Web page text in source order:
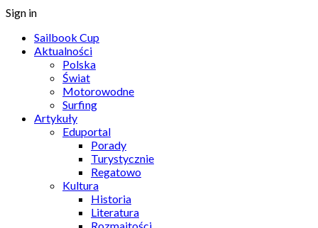
Sign in
Sailbook Cup
Aktualności
Polska
Świat
Motorowodne
Surfing
Artykuły
Eduportal
Porady
Turystycznie
Regatowo
Kultura
Historia
Literatura